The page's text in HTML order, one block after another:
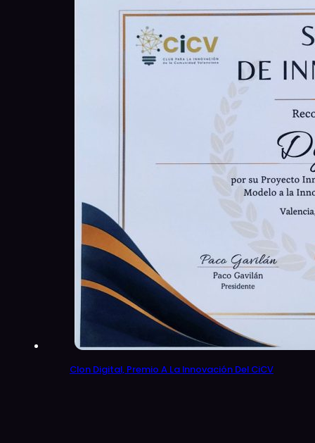
Clon Digital, Premio A La Innovación Del CiCV